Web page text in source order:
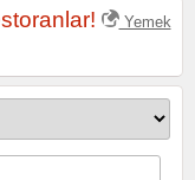
Yemek